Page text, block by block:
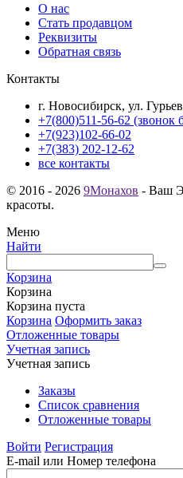
О нас
Стать продавцом
Реквизиты
Обратная связь
Контакты
г. Новосибирск, ул.
+7(800)511-56-62 (звонок
+7(923)102-66-02
+7(383) 202-12-62
все контакты
© 2016 - 2026 9Монахов - Ваш
красоты.
Меню
Найти
Корзина
Корзина
Корзина пуста
Корзина Оформить заказ
Отложенные товары
Учетная запись
Учетная запись
Заказы
Список сравнения
Отложенные товары
Войти Регистрация
E-mail или Номер телефона